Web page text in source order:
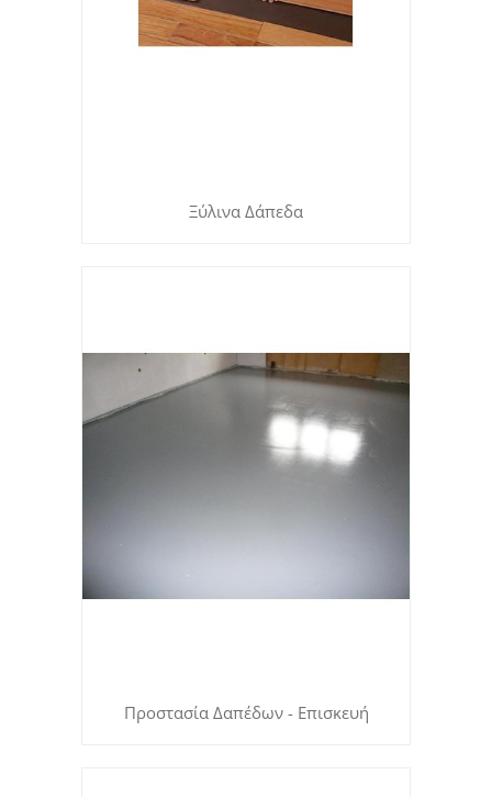
Ξύλινα Δάπεδα
Προστασία Δαπέδων - Επισκευή